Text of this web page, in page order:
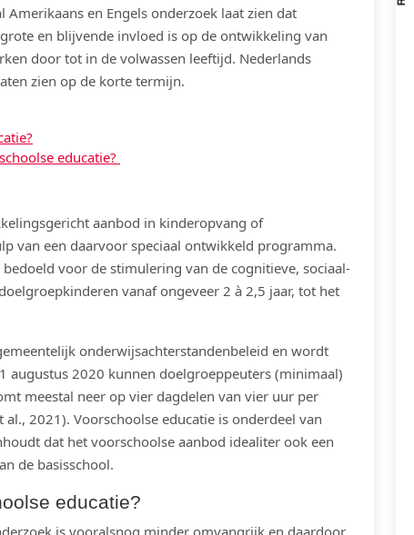
en Engels onderzoek laat zien dat
en blijvende invloed is op de ontwikkeling van
door tot in de volwassen leeftijd. Nederlands
zien op de korte termijn.
educatie?
aanbod in kinderopvang of
van een daarvoor speciaal ontwikkeld programma.
voor de stimulering van de cognitieve, sociaal-
doelgroepkinderen vanaf ongeveer 2 à 2,5 jaar, tot het
onderwijsachterstandenbeleid en wordt
augustus 2020 kunnen doelgroeppeuters (minimaal)
meestal neer op vier dagdelen van vier uur per
al., 2021). Voorschoolse educatie is onderdeel van
dat het voorschoolse aanbod idealiter ook een
de basisschool.
educatie?
is vooralsnog minder omvangrijk en daardoor